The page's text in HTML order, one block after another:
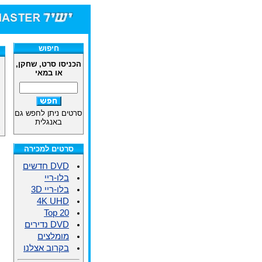
חיפוש
הכניסו סרט, שחקן,
או במאי
סרטים ניתן לחפש גם
באנגלית
סרטים למכירה
DVD חדשים
בלו-ריי
בלו-ריי 3D
4K UHD
Top 20
DVD נדירים
מומלצים
בקרוב אצלנו